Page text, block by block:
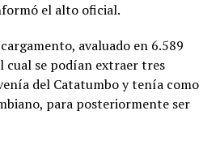
el alto oficial.
avaluado en 6.589
cual se podían extraer tres
del Catatumbo y tenía como
para posteriormente ser